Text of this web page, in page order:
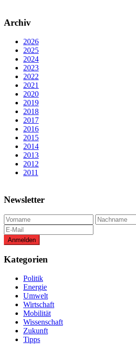
Archiv
2026
2025
2024
2023
2022
2021
2020
2019
2018
2017
2016
2015
2014
2013
2012
2011
Newsletter
Kategorien
Politik
Energie
Umwelt
Wirtschaft
Mobilität
Wissenschaft
Zukunft
Tipps